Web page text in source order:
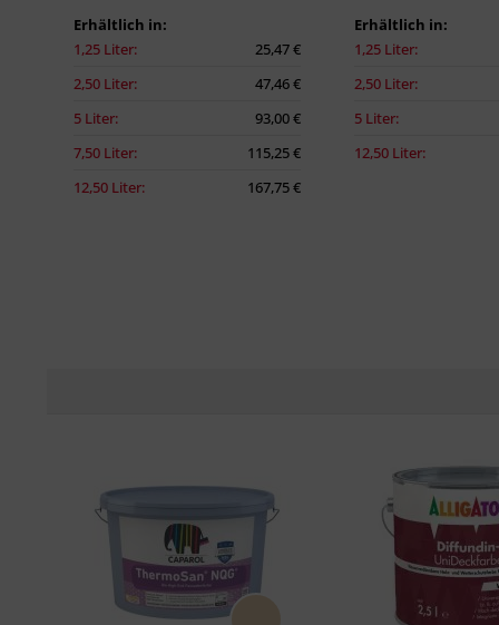
Erhältlich in:
1,25 Liter:
25,47 €
2,50 Liter:
47,46 €
5 Liter:
93,00 €
7,50 Liter:
115,25 €
12,50 Liter:
167,75 €
Erhältlich in:
1,25 Liter:
2,50 Liter:
5 Liter:
12,50 Liter: